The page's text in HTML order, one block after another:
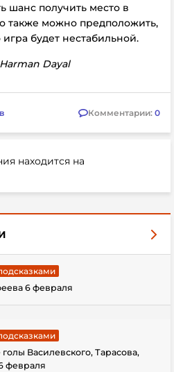
шанс получить место в
также можно предположить,
игра будет нестабильной.
Dayal
Комментарии: 0
находится на
6 февраля
Василевского, Тарасова,
февраля